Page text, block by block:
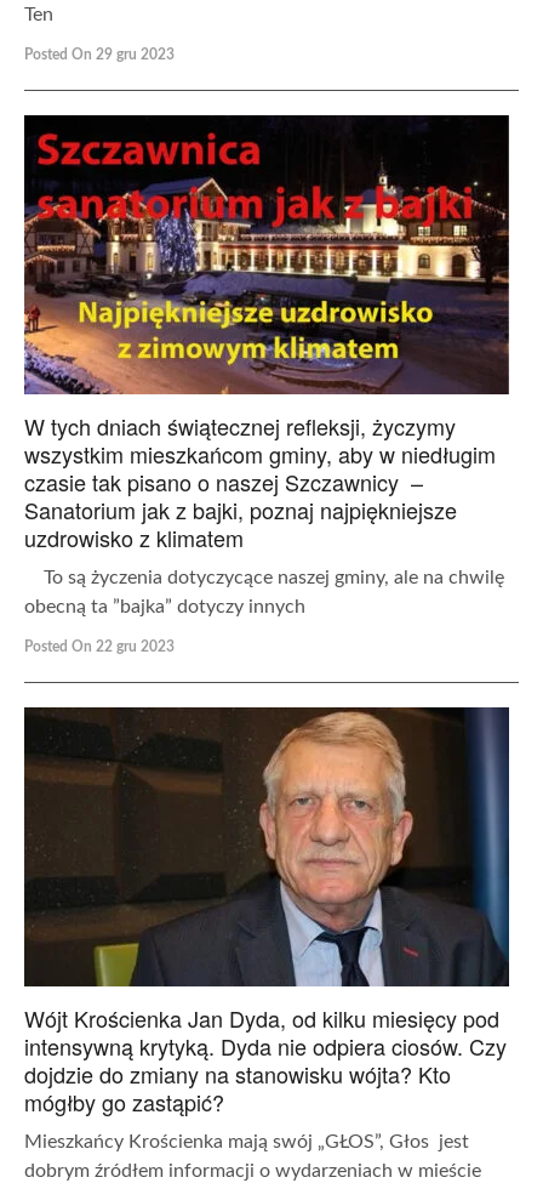
Ten
Posted On 29 gru 2023
W tych dniach świątecznej refleksji, życzymy
wszystkim mieszkańcom gminy, aby w niedługim
czasie tak pisano o naszej Szczawnicy –
Sanatorium jak z bajki, poznaj najpiękniejsze
uzdrowisko z klimatem
To są życzenia dotyczycące naszej gminy, ale na chwilę
obecną ta ”bajka” dotyczy innych
Posted On 22 gru 2023
Wójt Krościenka Jan Dyda, od kilku miesięcy pod
intensywną krytyką. Dyda nie odpiera ciosów. Czy
dojdzie do zmiany na stanowisku wójta? Kto
mógłby go zastąpić?
Mieszkańcy Krościenka mają swój „GŁOS”, Głos jest
dobrym źródłem informacji o wydarzeniach w mieście